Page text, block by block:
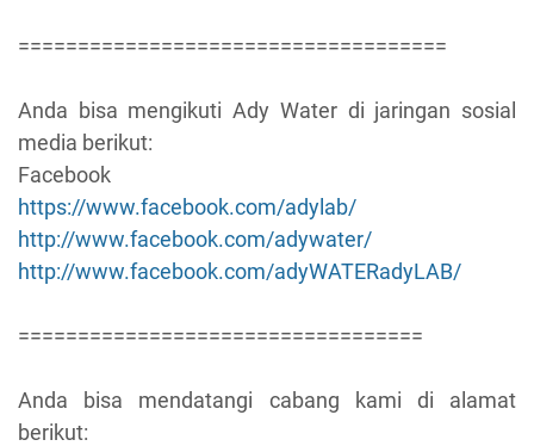
====================================
Anda bisa mengikuti Ady Water di jaringan sosial
media berikut:
Facebook
https://www.facebook.com/adylab/
http://www.facebook.com/adywater/
http://www.facebook.com/adyWATERadyLAB/
==================================
Anda bisa mendatangi cabang kami di alamat
berikut: